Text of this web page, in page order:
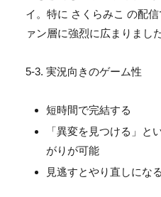
イ。 特に さくらみこ の配
ァン層に強烈に広まりました
5-3. 実況向きのゲーム性
短時間で完結する
「異変を見つける」と
がりが可能
見逃すとやり直しにな